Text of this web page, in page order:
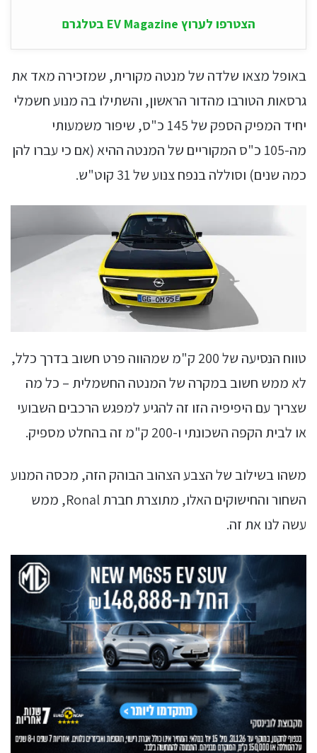
הצטרפו לערוץ EV Magazine בטלגרם
באופל מצאו שלדה של מנטה מקורית, שמזכירה מאד את
גרסאות הטורבו מהדור הראשון, והשתילו בה מנוע חשמלי
יחיד המפיק הספק של 145 כ"ס, שיפור משמעותי
מה-105 כ"ס המקוריים של המנטה ההיא (אם כי עברו להן
כמה שנים) וסוללה בנפח צנוע של 31 קוט"ש.
טווח הנסיעה של 200 ק"מ שמהווה פרט חשוב בדרך כלל,
לא ממש חשוב במקרה של המנטה החשמלית – כל מה
שצריך עם היפיפיה הזו זה להגיע למפגש הרכבים השבועי
או לבית הקפה השכונתי ו-200 ק"מ זה בהחלט מספיק.
משהו בשילוב של הצבע הצהוב הבוהק הזה, מכסה המנוע
השחור והחישוקים האלו, מתוצרת חברת Ronal, ממש
עשה לנו את זה.